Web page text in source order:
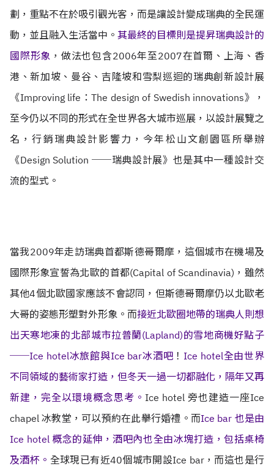
劃，重點不在於吸引觀光客，而是讓設計變成瑞典的全民運
動，並且融入生活當中。 其最終的目標則是提昇瑞典設計的
國際形象 ，做法也包含2006年至2007在首爾、上海、香
港、新加坡、曼谷、吉隆坡和雪梨巡迴的瑞典創新設計展
《Improving life：The design of Swedish innovations》，
至今仍以不同的形式在全世界各大城市巡展，以設計展覽之
名，行銷瑞典設計影響力，今年松山文創園區所舉辦
《Design Solution ──瑞典設計展》也是其中一種設計交
流的型式。
當我2009年走訪瑞典首都斯德哥爾摩，這個城市在機場及
國際形象宣誓為北歐的首都(Capital of Scandinavia)，雖然
其他4個北歐國家應該不會認同，但斯德哥爾摩仍以北歐老
大哥的姿態形塑對外形象。而接近北歐圈地帶的瑞典人則想
出天寒地凍的北部城市拉普蘭(Lapland)的雪地商機好點子
──Ice hotel冰旅館與Ice bar冰酒吧 ！ Ice hotel全由世界
不同領域的藝術家打造，但冬天一過一切都融化，隔年又再
新建，完全以環境概念思考。 Ice hotel 旁也建造一座Ice
chapel 冰教堂，可以預約在此擧行婚禮。而Ice bar 也是由
Ice hotel 概念的延伸，酒吧內也全由冰塊打造，包括桌椅
及酒杯。 全球現已有近40個城市開設Ice bar，而這也是行